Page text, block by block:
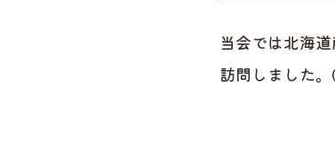
当会では北海
訪問しました